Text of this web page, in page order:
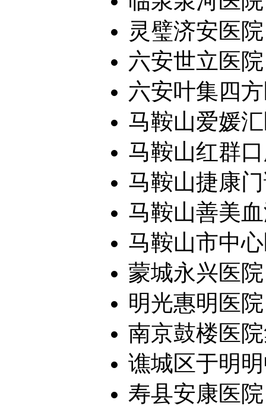
灵璧济安医院
六安世立医院
六安叶集四
马鞍山爱媛
马鞍山红群
马鞍山捷康
马鞍山善美
马鞍山市中
蒙城永兴医院
明光惠明医院
南京鼓楼医
谯城区于明
寿县安康医院